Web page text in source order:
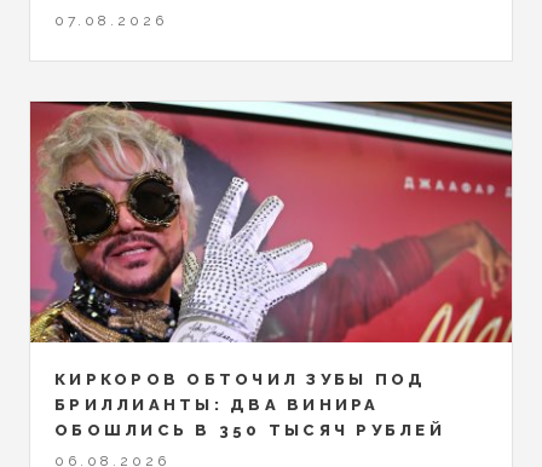
07.08.2026
КИРКОРОВ ОБТОЧИЛ ЗУБЫ ПОД
БРИЛЛИАНТЫ: ДВА ВИНИРА
ОБОШЛИСЬ В 350 ТЫСЯЧ РУБЛЕЙ
06.08.2026